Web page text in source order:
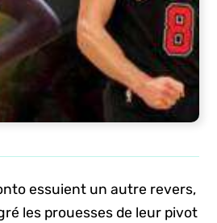
essuient un autre revers,
les prouesses de leur pivot